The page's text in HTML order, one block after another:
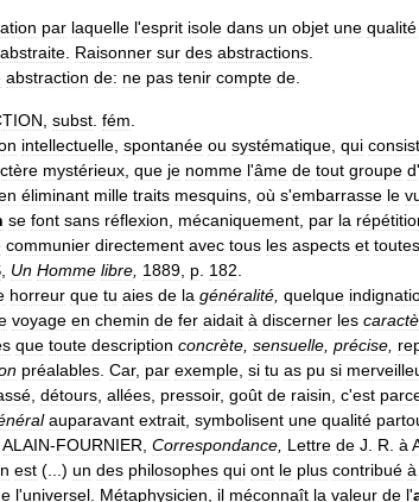
par laquelle l'esprit isole dans un objet une qualité
abstraite Raisonner sur des abstractions
abstraction de: ne pas tenir compte de
subst fém
intellectuelle spontanée ou systématique qui
mystérieux que je nomme l'âme de tout groupe d'
éliminant mille traits mesquins où s'embarrasse le
se font sans réflexion mécaniquement par la
communier directement avec tous les aspects et toutes
Un Homme libre 1889 p 182
horreur que tu aies de la généralité quelque
voyage en chemin de fer aidait à discerner les
que toute description concrète sensuelle précise
préalables Car, par exemple si tu as pu si
détours allées pressoir, goût de raisin c'est
auparavant extrait symbolisent une qualité
ALAIN-FOURNIER Correspondance Lettre de J R à
est (...) un des philosophes qui ont le plus contribué à
l'universel Métaphysicien il méconnaît la valeur de l'